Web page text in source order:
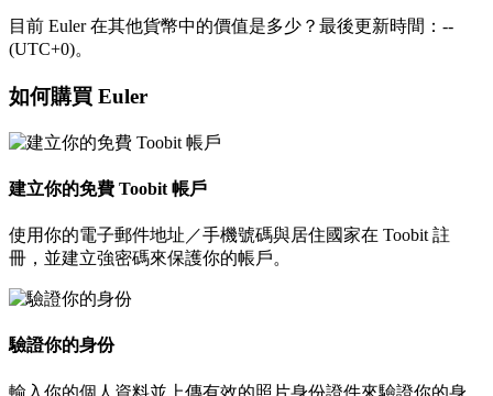
目前 Euler 在其他貨幣中的價值是多少？最後更新時間：--
(UTC+0)。
如何購買 Euler
建立你的免費 Toobit 帳戶
使用你的電子郵件地址／手機號碼與居住國家在 Toobit 註
冊，並建立強密碼來保護你的帳戶。
驗證你的身份
輸入你的個人資料並上傳有效的照片身份證件來驗證你的身